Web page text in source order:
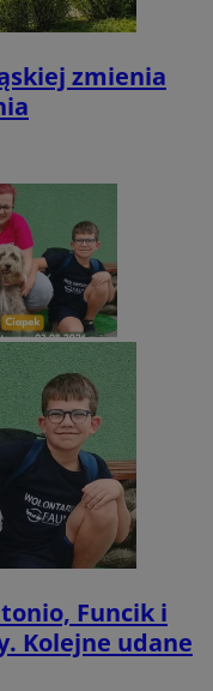
zmienia
Funcik i
Kolejne udane